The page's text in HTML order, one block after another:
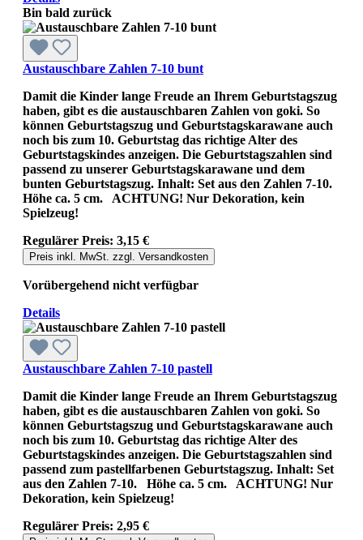
Bin bald zurück
Austauschbare Zahlen 7-10 bunt
Damit die Kinder lange Freude an Ihrem Geburtstagszug
haben, gibt es die austauschbaren Zahlen von goki. So
können Geburtstagszug und Geburtstagskarawane auch
noch bis zum 10. Geburtstag das richtige Alter des
Geburtstagskindes anzeigen. Die Geburtstagszahlen sind
passend zu unserer Geburtstagskarawane und dem
bunten Geburtstagszug. Inhalt: Set aus den Zahlen 7-10.
Höhe ca. 5 cm. ACHTUNG! Nur Dekoration, kein
Spielzeug!
Regulärer Preis: 3,15 €
Preis inkl. MwSt. zzgl. Versandkosten
Vorübergehend nicht verfügbar
Details
Austauschbare Zahlen 7-10 pastell
Damit die Kinder lange Freude an Ihrem Geburtstagszug
haben, gibt es die austauschbaren Zahlen von goki. So
können Geburtstagszug und Geburtstagskarawane auch
noch bis zum 10. Geburtstag das richtige Alter des
Geburtstagskindes anzeigen. Die Geburtstagszahlen sind
passend zum pastellfarbenen Geburtstagszug. Inhalt: Set
aus den Zahlen 7-10. Höhe ca. 5 cm. ACHTUNG! Nur
Dekoration, kein Spielzeug!
Regulärer Preis: 2,95 €